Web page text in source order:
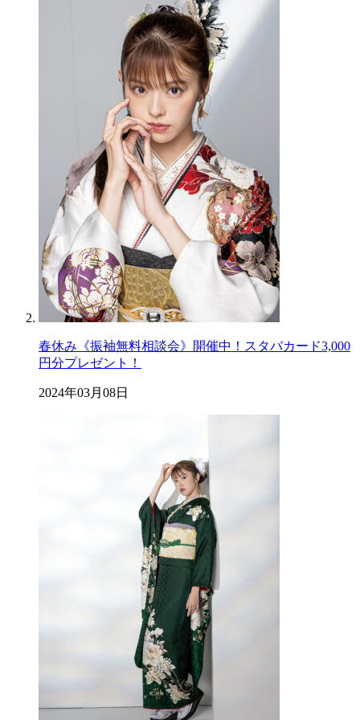
春休み《振袖無料相談会》開催中！スタバカード3,000
円分プレゼント！
2024年03月08日